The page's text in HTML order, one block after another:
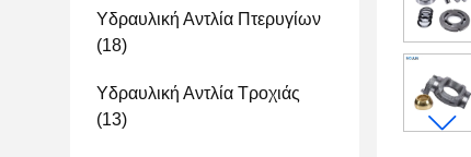
Υδραυλική Αντλία Πτερυγίων
(18)
Υδραυλική Αντλία Τροχιάς
(13)